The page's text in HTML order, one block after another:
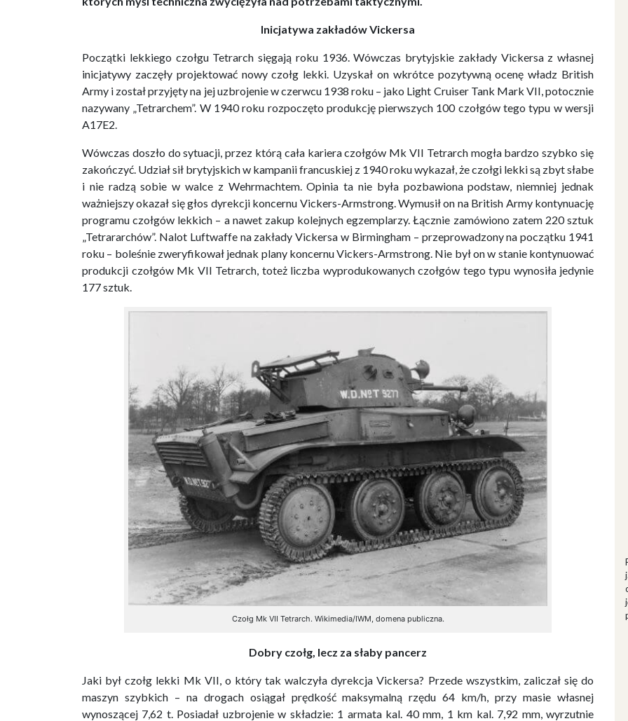
Inicjatywa zakładów Vickersa
Początki lekkiego czołgu Tetrarch sięgają roku 1936. Wówczas brytyjskie zakłady Vickersa z własnej
inicjatywy zaczęły projektować nowy czołg lekki. Uzyskał on wkrótce pozytywną ocenę władz British
Army i został przyjęty na jej uzbrojenie w czerwcu 1938 roku – jako Light Cruiser Tank Mark VII, potocznie
nazywany „Tetrarchem”. W 1940 roku rozpoczęto produkcję pierwszych 100 czołgów tego typu w wersji
A17E2.
Wówczas doszło do sytuacji, przez którą cała kariera czołgów Mk VII Tetrarch mogła bardzo szybko się
zakończyć. Udział sił brytyjskich w kampanii francuskiej z 1940 roku wykazał, że czołgi lekki są zbyt słabe
i nie radzą sobie w walce z Wehrmachtem. Opinia ta nie była pozbawiona podstaw, niemniej jednak
ważniejszy okazał się głos dyrekcji koncernu Vickers-Armstrong. Wymusił on na British Army kontynuację
programu czołgów lekkich – a nawet zakup kolejnych egzemplarzy. Łącznie zamówiono zatem 220 sztuk
„Tetrararchów”. Nalot Luftwaffe na zakłady Vickersa w Birmingham – przeprowadzony na początku 1941
roku – boleśnie zweryfikował jednak plany koncernu Vickers-Armstrong. Nie był on w stanie kontynuować
produkcji czołgów Mk VII Tetrarch, toteż liczba wyprodukowanych czołgów tego typu wynosiła jedynie
177 sztuk.
Czołg Mk VII Tetrarch. Wikimedia/IWM, domena publiczna.
Dobry czołg, lecz za słaby pancerz
Jaki był czołg lekki Mk VII, o który tak walczyła dyrekcja Vickersa? Przede wszystkim, zaliczał się do
maszyn szybkich – na drogach osiągał prędkość maksymalną rzędu 64 km/h, przy masie własnej
wynoszącej 7,62 t. Posiadał uzbrojenie w składzie: 1 armata kal. 40 mm, 1 km kal. 7,92 mm, wyrzutnie